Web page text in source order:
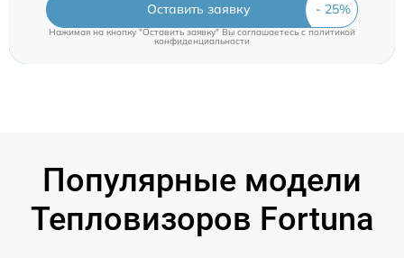
Оставить заявку
Нажимая на кнопку "Оставить заявку" Вы соглашаетесь cполитикой
конфиденциальности
Популярные модели
Тепловизоров Fortuna